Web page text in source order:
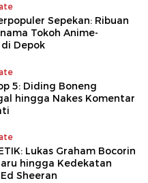
Sepekan: Ribuan
Tokoh Anime-
Depok
5: Diding Boneng
hingga Nakes Komentar
Lukas Graham Bocorin
hingga Kedekatan
Sheeran